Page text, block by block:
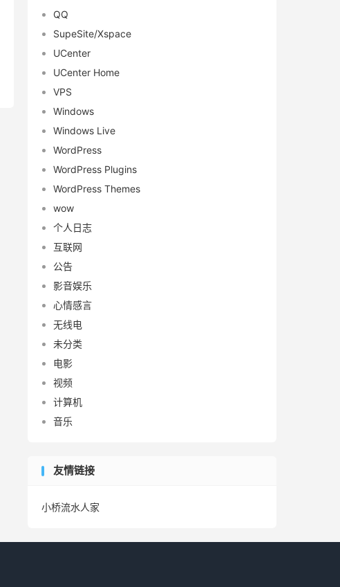
QQ
SupeSite/Xspace
UCenter
UCenter Home
VPS
Windows
Windows Live
WordPress
WordPress Plugins
WordPress Themes
wow
个人日志
互联网
公告
影音娱乐
心情感言
无线电
未分类
电影
视频
计算机
音乐
友情链接
小桥流水人家